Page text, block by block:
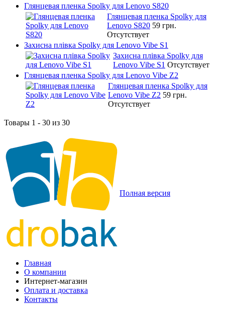
Глянцевая пленка Spolky для Lenovo S820
Глянцевая пленка Spolky для
Lenovo S820 59 грн.
Отсутствует
Захисна плівка Spolky для Lenovo Vibe S1
Захисна плівка Spolky для
Lenovo Vibe S1 Отсутствует
Глянцевая пленка Spolky для Lenovo Vibe Z2
Глянцевая пленка Spolky для
Lenovo Vibe Z2 59 грн.
Отсутствует
Товары 1 - 30 из 30
Полная версия
Главная
О компании
Интернет-магазин
Оплата и доставка
Контакты